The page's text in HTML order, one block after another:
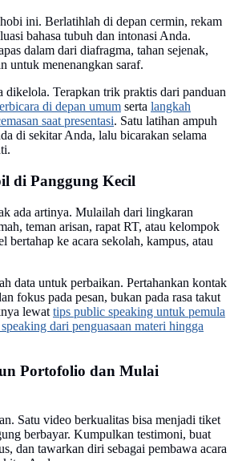
ini. Berlatihlah di depan cermin, rekam
bahasa tubuh dan intonasi Anda.
dalam dari diafragma, tahan sejenak,
untuk menenangkan saraf.
dikelola. Terapkan trik praktis dari panduan
di depan umum serta langkah
saat presentasi. Satu latihan ampuh
di sekitar Anda, lalu bicarakan selama
di Panggung Kecil
ada artinya. Mulailah dari lingkaran
teman arisan, rapat RT, atau kelompok
bertahap ke acara sekolah, kampus, atau
data untuk perbaikan. Pertahankan kontak
fokus pada pesan, bukan pada rasa takut
lewat tips public speaking untuk pemula
dari penguasaan materi hingga
Portofolio dan Mulai
Satu video berkualitas bisa menjadi tiket
berbayar. Kumpulkan testimoni, buat
dan tawarkan diri sebagai pembawa acara